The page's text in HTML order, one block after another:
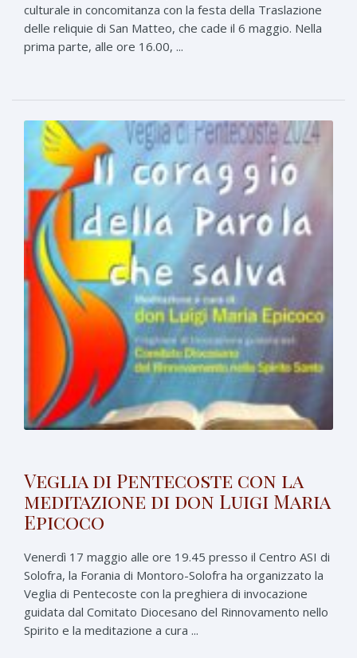
culturale in concomitanza con la festa della Traslazione
delle reliquie di San Matteo, che cade il 6 maggio. Nella
prima parte, alle ore 16.00, ...
Veglia di Pentecoste con la
meditazione di don Luigi Maria
Epicoco
Venerdì 17 maggio alle ore 19.45 presso il Centro ASI di
Solofra, la Forania di Montoro-Solofra ha organizzato la
Veglia di Pentecoste con la preghiera di invocazione
guidata dal Comitato Diocesano del Rinnovamento nello
Spirito e la meditazione a cura ...